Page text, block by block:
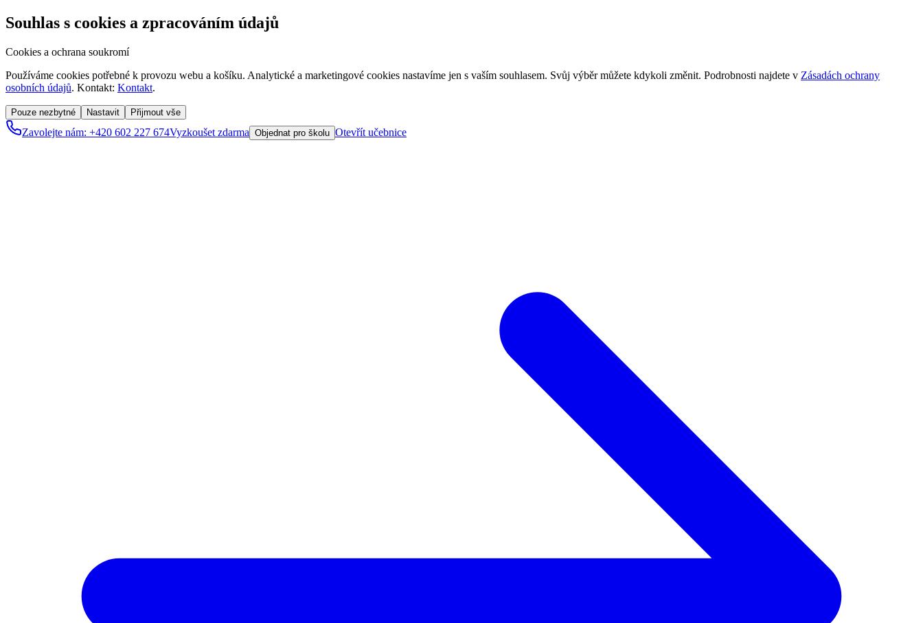
Souhlas s cookies a zpracováním údajů
Cookies a ochrana soukromí
Používáme cookies potřebné k provozu webu a košíku. Analytické a marketingové cookies nastavíme jen s vaším souhlasem. Svůj výběr můžete kdykoli změnit. Podrobnosti najdete v Zásadách ochrany
osobních údajů. Kontakt: Kontakt.
Pouze nezbytné Nastavit Přijmout vše
Zavolejte nám: +420 602 227 674Vyzkoušet zdarma Objednat pro školu Otevřít učebnice